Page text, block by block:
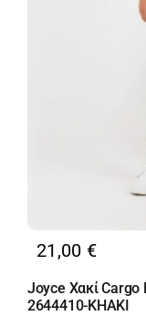
21,00 €
Joyce Χακί Cargo
2644410-KHAKI